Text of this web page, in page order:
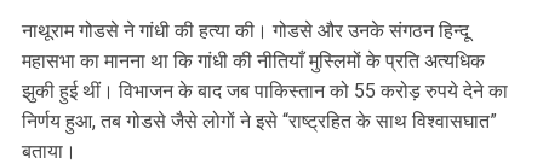
नाथूराम गोडसे ने गांधी की हत्या की। गोडसे और उनके संगठन हिन्दू
महासभा का मानना था कि गांधी की नीतियाँ मुस्लिमों के प्रति अत्यधिक
झुकी हुई थीं। विभाजन के बाद जब पाकिस्तान को 55 करोड़ रुपये देने का
निर्णय हुआ, तब गोडसे जैसे लोगों ने इसे “राष्ट्रहित के साथ विश्वासघात”
बताया।